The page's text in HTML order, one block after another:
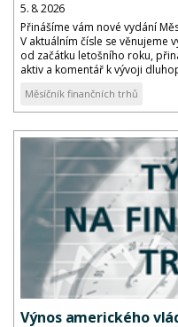
5. 8. 2026
Přinášíme vám nové vydání
V aktuálním čísle se věnujeme
od začátku letošního roku,
aktiv a komentář k vývoji
Měsíčník finančních trhů
Výnos amerického